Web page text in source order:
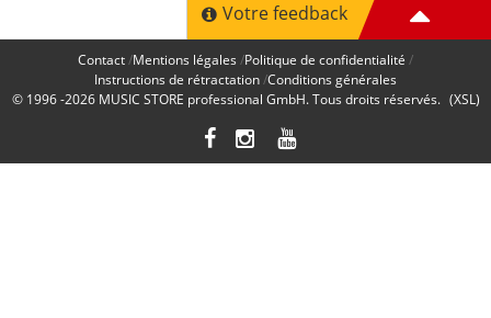
Votre feedback
Contact Mentions légales Politique de confidentialité
Instructions de rétractation Conditions générales
© 1996 -2026 MUSIC STORE professional GmbH. Tous droits réservés. (XSL)